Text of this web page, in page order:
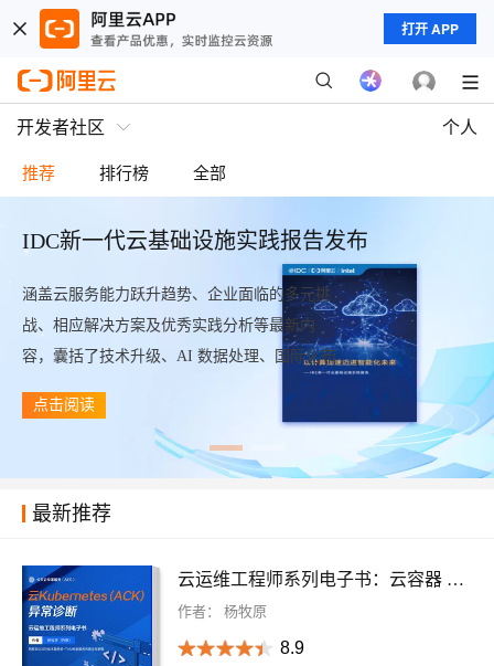
打开 APP
开发者社区 个人
推荐 排行榜 全部
IDC新一代云基础设施实践报告发布
涵盖云服务能力跃升趋势、企业面临的多元挑
战、相应解决方案及优秀实践分析等最新内
容，囊括了技术升级、AI 数据处理、国际化布
点击阅读
最新推荐
云运维工程师系列电子书：云容器 K8S 异常诊断
作者： 杨牧原
8.9